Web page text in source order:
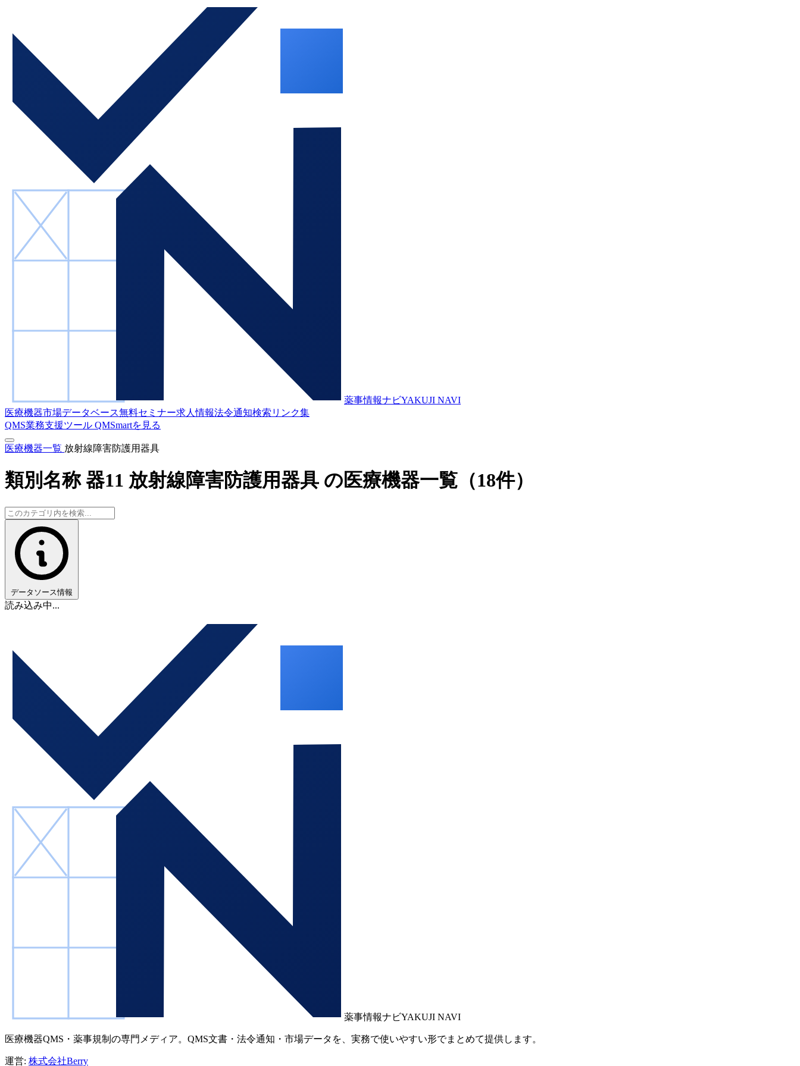
薬事情報ナビYAKUJI NAVI
医療機器市場データベース無料セミナー求人情報法令通知検索 リンク集
QMS業務支援ツール QMSmartを見る
医療機器一覧 放射線障害防護用器具
類別名称器11 放射線障害防護用器具 の医療機器一覧 （18件）
データソース情報
読み込み中...
薬事情報ナビYAKUJI NAVI
医療機器QMS・薬事規制の専門メディア。QMS文書・法令通知・市場データを、実務で使いやすい形でまとめて提供します。
運営: 株式会社Berry